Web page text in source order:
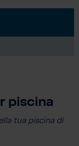
piscina
tua piscina di